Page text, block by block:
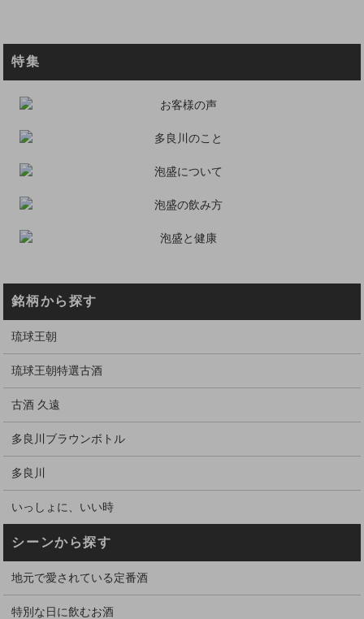
特集
銘柄から探す
琉球王朝
琉球王朝特選古酒
古酒 久遠
多良川ブラウンボトル
多良川
いっしょに、いい時
シーンから探す
地元で愛されている定番酒
特別な日に飲むお酒